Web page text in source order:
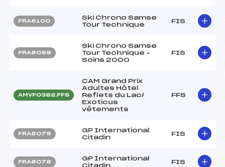
FRA6100
Ski Chrono Samse
Tour Technique
FIS
FRA6099
Ski Chrono Samse
Tour Technique –
Soins 2000
FIS
AMVF0382.FFS
CAM Grand Prix
Adultes Hôtel
Reflets du Lac/
Exoticus
vêtements
FFS
FRA6079
GP International
Citadin
FIS
FRA6078
GP International
Citadin
FIS